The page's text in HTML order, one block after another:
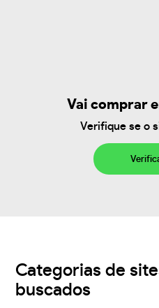
Vai comprar
Verifique se o
Categorias de
buscados